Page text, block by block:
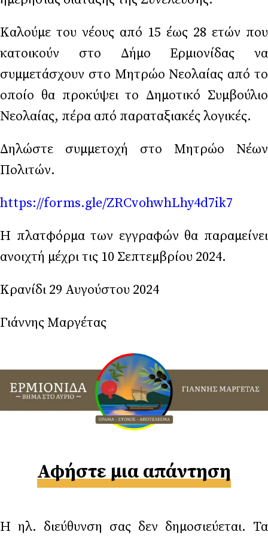
Καλούμε του νέους από 15 έως 28 ετών που
κατοικούν στο Δήμο Ερμιονίδας να
συμμετάσχουν στο Μητρώο Νεολαίας από το
οποίο θα προκύψει το Δημοτικό Συμβούλιο
Νεολαίας, πέρα από παραταξιακές λογικές.
Δηλώστε συμμετοχή στο Μητρώο Νέων
Πολιτών.
https://forms.gle/ZRCvohwhLhy4d7ik7
Η πλατφόρμα των εγγραφών θα παραμείνει
ανοιχτή μέχρι τις 10 Σεπτεμβρίου 2024.
Κρανίδι 29 Αυγούστου 2024
Γιάννης Μαργέτας
Αφήστε μια απάντηση
Η ηλ. διεύθυνση σας δεν δημοσιεύεται. Τα